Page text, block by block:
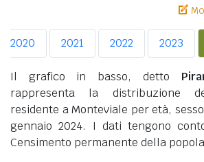
2020 2021 2022 2023
Il grafico in basso, detto
rappresenta la distribuzione
residente a Monteviale per età,
gennaio 2024. I dati tengono
Censimento permanente della